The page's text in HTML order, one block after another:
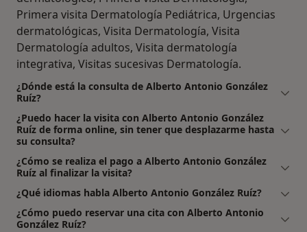
Primera visita Dermatología Pediátrica, Urgencias
dermatológicas, Visita Dermatología, Visita
Dermatología adultos, Visita dermatología
integrativa, Visitas sucesivas Dermatología.
¿Dónde está la consulta de Alberto Antonio González
Ruíz?
¿Puedo hacer la visita con Alberto Antonio González
Ruíz de forma online, sin tener que desplazarme hasta
su consulta?
¿Cómo se realiza el pago a Alberto Antonio González
Ruíz al finalizar la visita?
¿Qué idiomas habla Alberto Antonio González Ruíz?
¿Cómo puedo reservar una cita con Alberto Antonio
González Ruíz?